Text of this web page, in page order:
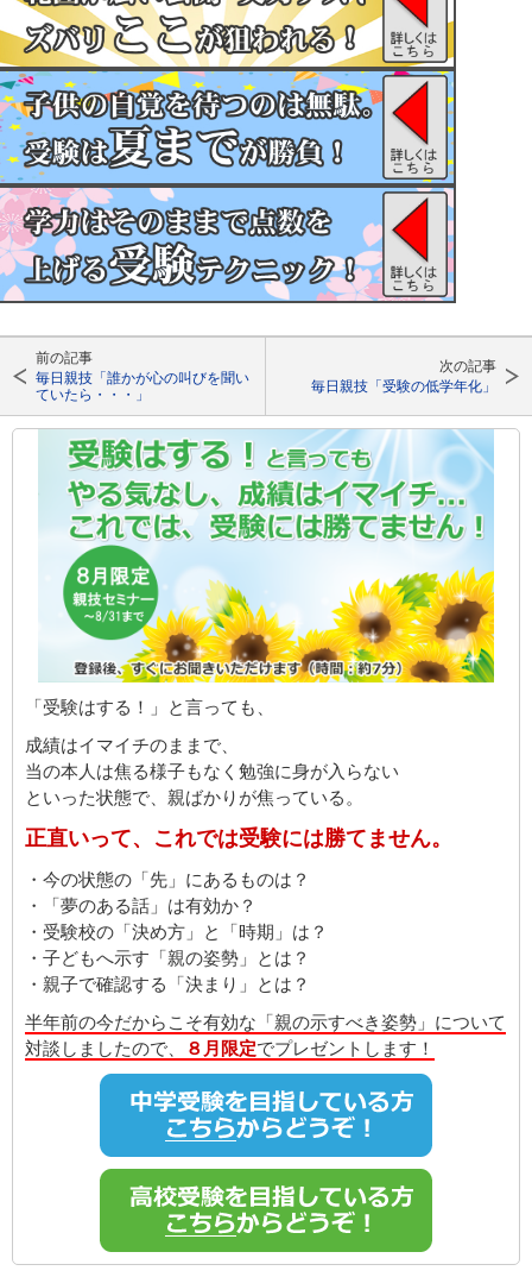
前の記事
毎日親技「誰かが心の叫びを聞い
ていたら・・・」
次の記事
毎日親技「受験の低学年化」
「受験はする！」と言っても、
成績はイマイチのままで、
当の本人は焦る様子もなく勉強に身が入らない
といった状態で、親ばかりが焦っている。
正直いって、これでは受験には勝てません。
・今の状態の「先」にあるものは？
・「夢のある話」は有効か？
・受験校の「決め方」と「時期」は？
・子どもへ示す「親の姿勢」とは？
・親子で確認する「決まり」とは？
半年前の今だからこそ有効な「親の示すべき姿勢」について
対談しましたので、
８月限定でプレゼントします！